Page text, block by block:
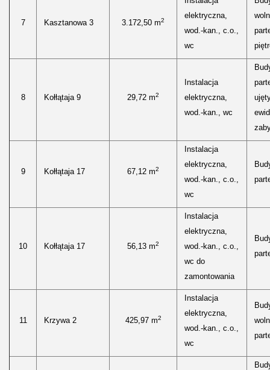
7 Kasztanowa 3 3.172,50 m2
elektryczna,
wod.-kan., c.o.,
wc
8 Kołłątaja 9 29,72 m2
Instalacja
elektryczna,
wod.-kan., wc
9 Kołłątaja 17 67,12 m2
Instalacja
elektryczna,
wod.-kan., c.o.,
wc
10 Kołłątaja 17 56,13 m2
Instalacja
elektryczna,
wod.-kan., c.o.,
wc do
zamontowania
11 Krzywa 2 425,97 m2
Instalacja
elektryczna,
wod.-kan., c.o.,
wc